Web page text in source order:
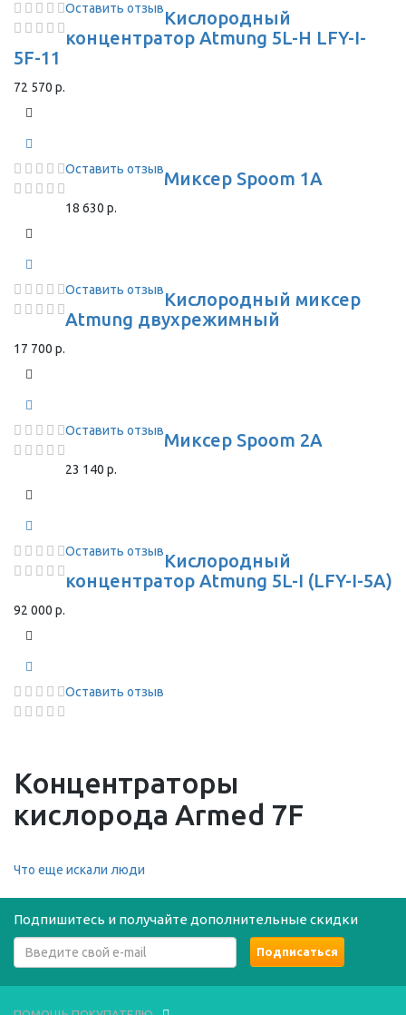
Оставить отзывКислородный
концентратор Atmung 5L-H LFY-I-
5F-11
72 570 р.
Оставить отзывМиксер Spoom 1A
18 630 р.
Оставить отзывКислородный миксер
Atmung двухрежимный
17 700 р.
Оставить отзывМиксер Spoom 2A
23 140 р.
Оставить отзывКислородный
концентратор Atmung 5L-I (LFY-I-5A)
92 000 р.
Оставить отзыв
Концентраторы
кислорода Armed 7F
Что еще искали люди
Подпишитесь и получайте дополнительные скидки